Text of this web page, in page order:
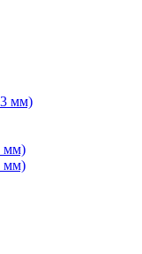
мм)
мм)
мм)